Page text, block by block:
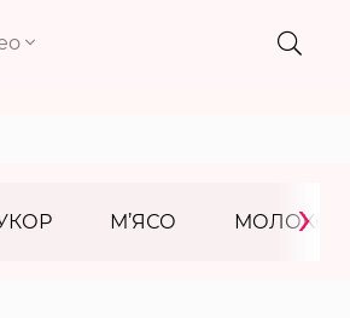
М’ЯСО МОЛОКО
›